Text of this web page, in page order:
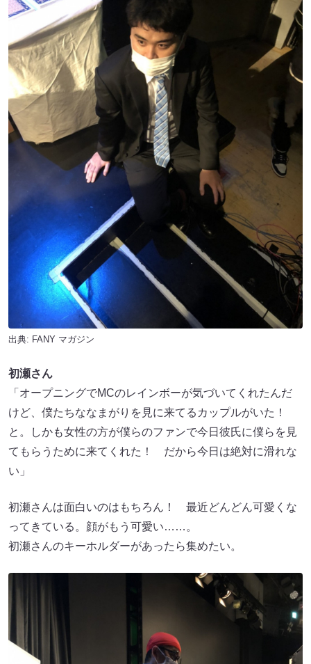
出典: FANY マガジン
初瀬さん
「オープニングでMCのレインボーが気づいてくれたんだ
けど、僕たちななまがりを見に来てるカップルがいた！
と。しかも女性の方が僕らのファンで今日彼氏に僕らを見
てもらうために来てくれた！ だから今日は絶対に滑れな
い」
初瀬さんは面白いのはもちろん！ 最近どんどん可愛くな
ってきている。顔がもう可愛い……。
初瀬さんのキーホルダーがあったら集めたい。